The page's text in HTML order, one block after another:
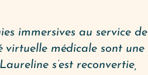
immersives au service de
médicale sont une
s’est reconvertie,